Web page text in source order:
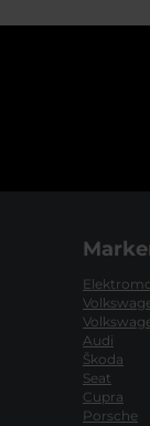
Audi
Škoda
Seat
Cupra
Porsche